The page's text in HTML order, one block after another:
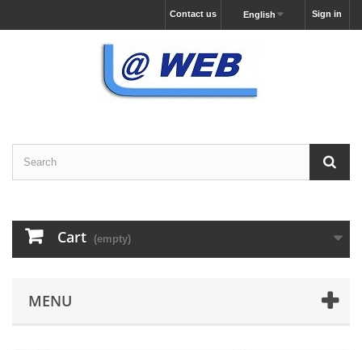
Sign in
English
Contact us
Cart (empty)
MENU